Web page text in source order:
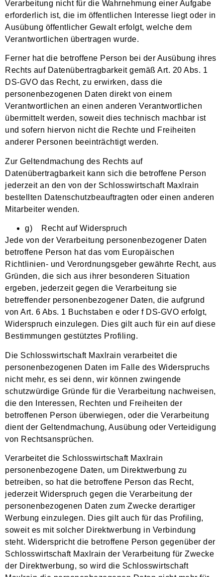
Verarbeitung nicht für die Wahrnehmung einer Aufgabe
erforderlich ist, die im öffentlichen Interesse liegt oder in
Ausübung öffentlicher Gewalt erfolgt, welche dem
Verantwortlichen übertragen wurde.
Ferner hat die betroffene Person bei der Ausübung ihres
Rechts auf Datenübertragbarkeit gemäß Art. 20 Abs. 1
DS-GVO das Recht, zu erwirken, dass die
personenbezogenen Daten direkt von einem
Verantwortlichen an einen anderen Verantwortlichen
übermittelt werden, soweit dies technisch machbar ist
und sofern hiervon nicht die Rechte und Freiheiten
anderer Personen beeinträchtigt werden.
Zur Geltendmachung des Rechts auf
Datenübertragbarkeit kann sich die betroffene Person
jederzeit an den von der Schlosswirtschaft Maxlrain
bestellten Datenschutzbeauftragten oder einen anderen
Mitarbeiter wenden.
g) Recht auf Widerspruch
Jede von der Verarbeitung personenbezogener Daten
betroffene Person hat das vom Europäischen
Richtlinien- und Verordnungsgeber gewährte Recht, aus
Gründen, die sich aus ihrer besonderen Situation
ergeben, jederzeit gegen die Verarbeitung sie
betreffender personenbezogener Daten, die aufgrund
von Art. 6 Abs. 1 Buchstaben e oder f DS-GVO erfolgt,
Widerspruch einzulegen. Dies gilt auch für ein auf diese
Bestimmungen gestütztes Profiling.
Die Schlosswirtschaft Maxlrain verarbeitet die
personenbezogenen Daten im Falle des Widerspruchs
nicht mehr, es sei denn, wir können zwingende
schutzwürdige Gründe für die Verarbeitung nachweisen,
die den Interessen, Rechten und Freiheiten der
betroffenen Person überwiegen, oder die Verarbeitung
dient der Geltendmachung, Ausübung oder Verteidigung
von Rechtsansprüchen.
Verarbeitet die Schlosswirtschaft Maxlrain
personenbezogene Daten, um Direktwerbung zu
betreiben, so hat die betroffene Person das Recht,
jederzeit Widerspruch gegen die Verarbeitung der
personenbezogenen Daten zum Zwecke derartiger
Werbung einzulegen. Dies gilt auch für das Profiling,
soweit es mit solcher Direktwerbung in Verbindung
steht. Widerspricht die betroffene Person gegenüber der
Schlosswirtschaft Maxlrain der Verarbeitung für Zwecke
der Direktwerbung, so wird die Schlosswirtschaft